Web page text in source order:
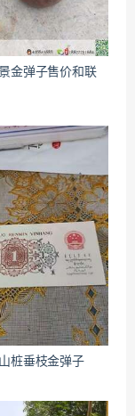
金弹子售价和联
桩垂枝金弹子